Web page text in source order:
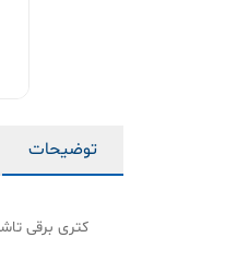
توضیحات
کتری برقی